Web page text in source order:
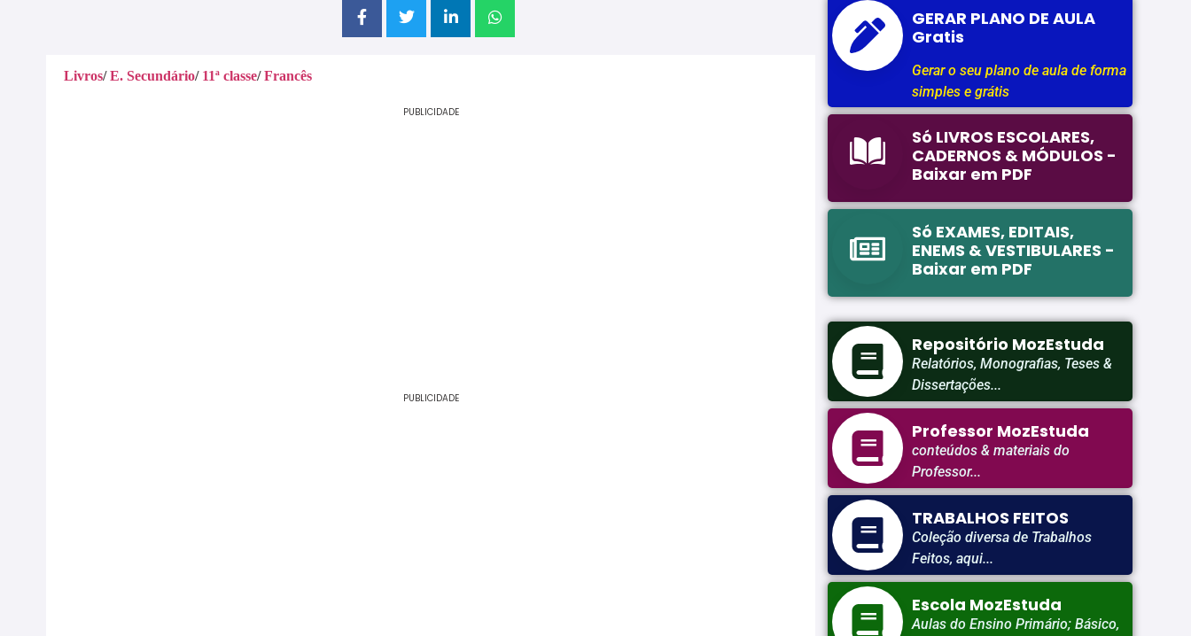
Livros/E. Secundário/ 11ª classe/ Francês
PUBLICIDADE
PUBLICIDADE
GERAR PLANO DE AULA
Gratis
Gerar o seu plano de aula de forma
simples e grátis
Só LIVROS ESCOLARES,
CADERNOS & MÓDULOS -
Baixar em PDF
Só EXAMES, EDITAIS,
ENEMS & VESTIBULARES -
Baixar em PDF
Repositório MozEstuda
Relatórios, Monografias, Teses &
Dissertações...
Professor MozEstuda
conteúdos & materiais do
Professor...
TRABALHOS FEITOS
Coleção diversa de Trabalhos
Feitos, aqui...
Escola MozEstuda
Aulas do Ensino Primário; Básico,